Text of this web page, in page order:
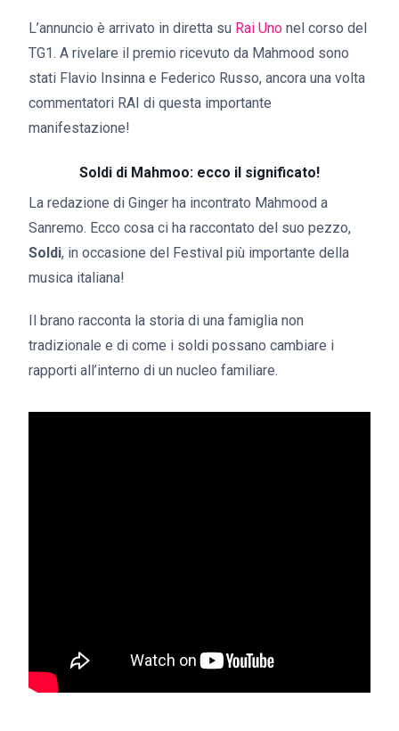
L’annuncio è arrivato in diretta su Rai Uno nel corso del
TG1. A rivelare il premio ricevuto da Mahmood sono
stati Flavio Insinna e Federico Russo, ancora una volta
commentatori RAI di questa importante
manifestazione!
Soldi di Mahmoo: ecco il significato!
La redazione di Ginger ha incontrato Mahmood a
Sanremo. Ecco cosa ci ha raccontato del suo pezzo,
Soldi, in occasione del Festival più importante della
musica italiana!
Il brano racconta la storia di una famiglia non
tradizionale e di come i soldi possano cambiare i
rapporti all’interno di un nucleo familiare.